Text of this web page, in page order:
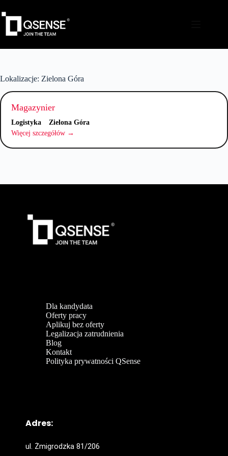
Lokalizacje: Zielona Góra
Magazynier
Logistyka
Zielona Góra
Więcej szczegółów
Dla kandydata
Oferty pracy
Aplikuj bez oferty
Legalizacja zatrudnienia
Blog
Kontakt
Polityka prywatności QSense
Adres:
ul. Żmigrodzka 81/206